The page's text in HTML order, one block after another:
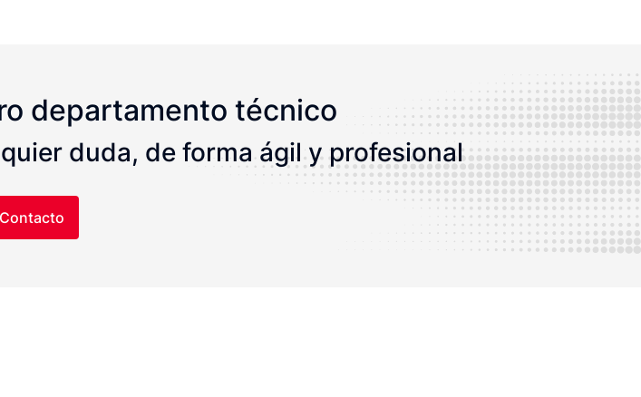
departamento técnico
duda, de forma ágil y profesional
Contacto